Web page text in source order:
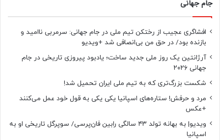
جام جهانی
افشاگری عجیب از رختکن تیم ملی در جام جهانی: سرمربی ناامید و
بازنده بود/ در حق من بی‌انصافی شد +ویدیو
آرژانتین یک روز ملی جدید ساخت؛ یادبود پیروزی تاریخی در جام
جهانی ۲۰۲۶
شکست بزرگ‌تری که به تیم ملی ایران تحمیل شد!
مرد و حرفش! ستاره‌های اسپانیا یکی یکی به قول خود عمل می‌کنند
+عکس
ویدیو| به بهانه تولد ۴۳ سالگی رابین فان‌پرسی/ سوپرگل تاریخی او به
اسپانیا